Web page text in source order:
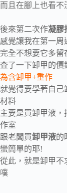
而且在腳上也看不
後來第二次作凝膠
感覺讓我在第一周
完全不想要它多留
査了一下卸甲的價
為含卸甲+重作
就覺得要學著自己
材料
主要是買卸甲液，
作室
跟老闆買卸甲液的
蠻簡單的耶!
從此，就是卸甲
噗